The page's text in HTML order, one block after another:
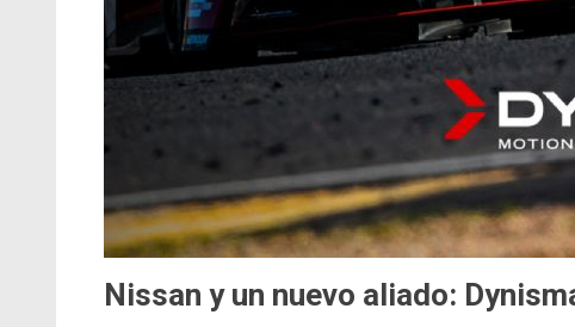
Nissan y un nuevo aliado: